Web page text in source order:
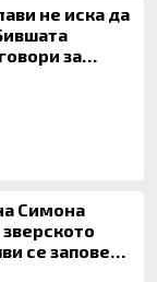
не иска да
за
Симона
се заповед